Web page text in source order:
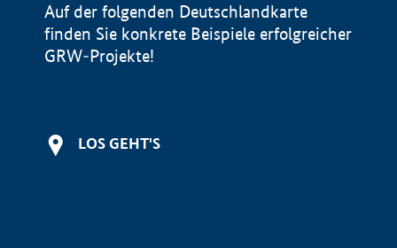
Auf der folgenden Deutschlandkarte
finden Sie konkrete Beispiele erfolgreicher
GRW-Projekte!
LOS GEHT'S